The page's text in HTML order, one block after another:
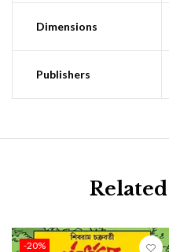
Dimensions
Publishers
-20%